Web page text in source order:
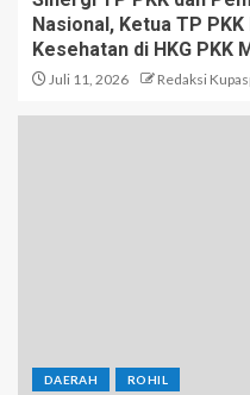
Nasional, Ketua TP
Kesehatan di HKG PKK
Juli 11, 2026 Redaksi
DAERAH ROHIL